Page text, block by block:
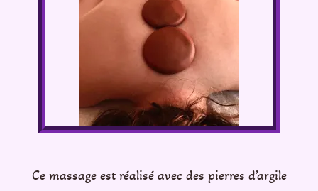
Ce massage est réalisé avec des pierres d’argile